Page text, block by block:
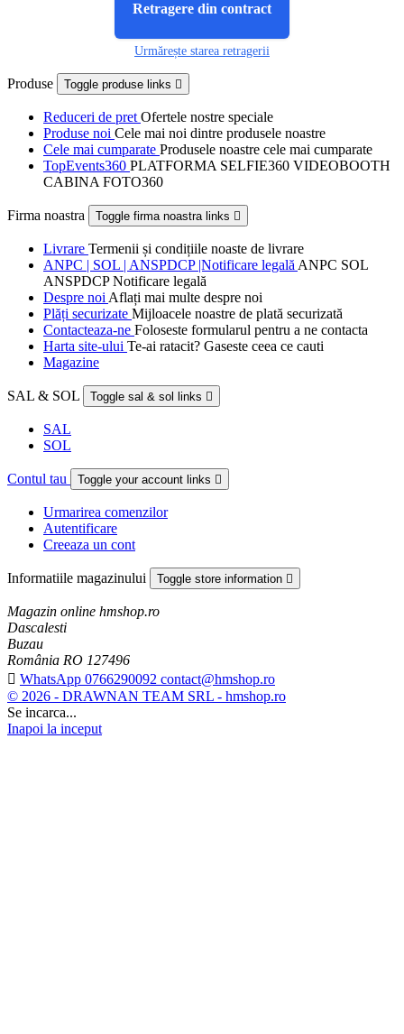
Retragere din contract
Urmărește starea retragerii
Produse Toggle produse links 
Reduceri de pret Ofertele nostre speciale
Produse noi Cele mai noi dintre produsele noastre
Cele mai cumparate Produsele noastre cele mai cumparate
TopEvents360 PLATFORMA SELFIE360 VIDEOBOOTH
CABINA FOTO360
Firma noastra Toggle firma noastra links 
Livrare Termenii și condițiile noaste de livrare
ANPC | SOL | ANSPDCP |Notificare legală ANPC SOL
ANSPDCP Notificare legală
Despre noi Aflați mai multe despre noi
Plăți securizate Mijloacele noastre de plată securizată
Contacteaza-ne Foloseste formularul pentru a ne contacta
Harta site-ului Te-ai ratacit? Gaseste ceea ce cauti
Magazine
SAL & SOL Toggle sal & sol links 
SAL
SOL
Contul tau Toggle your account links 
Urmarirea comenzilor
Autentificare
Creeaza un cont
Informatiile magazinului Toggle store information 
Magazin online hmshop.ro
Dascalesti
Buzau
România RO 127496
 WhatsApp 0766290092 contact@hmshop.ro
© 2026 - DRAWNAN TEAM SRL - hmshop.ro
Se incarca...
Inapoi la inceput